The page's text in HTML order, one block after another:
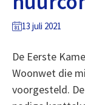
13 juli 2021
De Eerste
Woonwet die
voorgesteld.